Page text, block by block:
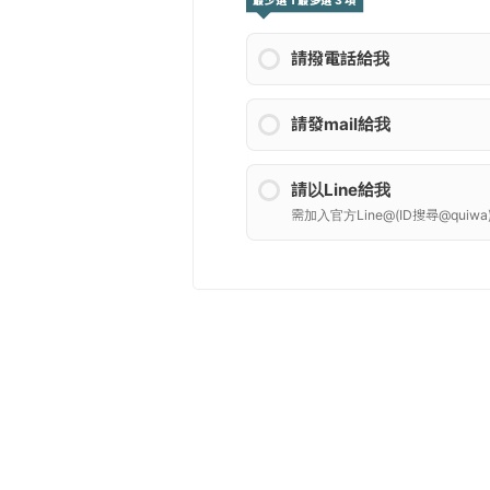
請撥電話給我
請發mail給我
請以Line給我
需加入官方Line@(ID搜尋